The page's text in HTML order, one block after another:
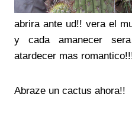
abrira ante ud!! vera el
y cada amanecer
atardecer mas
Abraze un cactus ahora!!